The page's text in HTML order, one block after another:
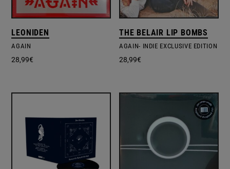
LEONIDEN
AGAIN
28,99€
THE BELAIR LIP BOMBS
AGAIN- INDIE EXCLUSIVE EDITION
28,99€